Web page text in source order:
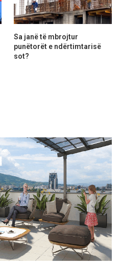
Sa janë të mbrojtur
punëtorët e ndërtimtarisë
sot?